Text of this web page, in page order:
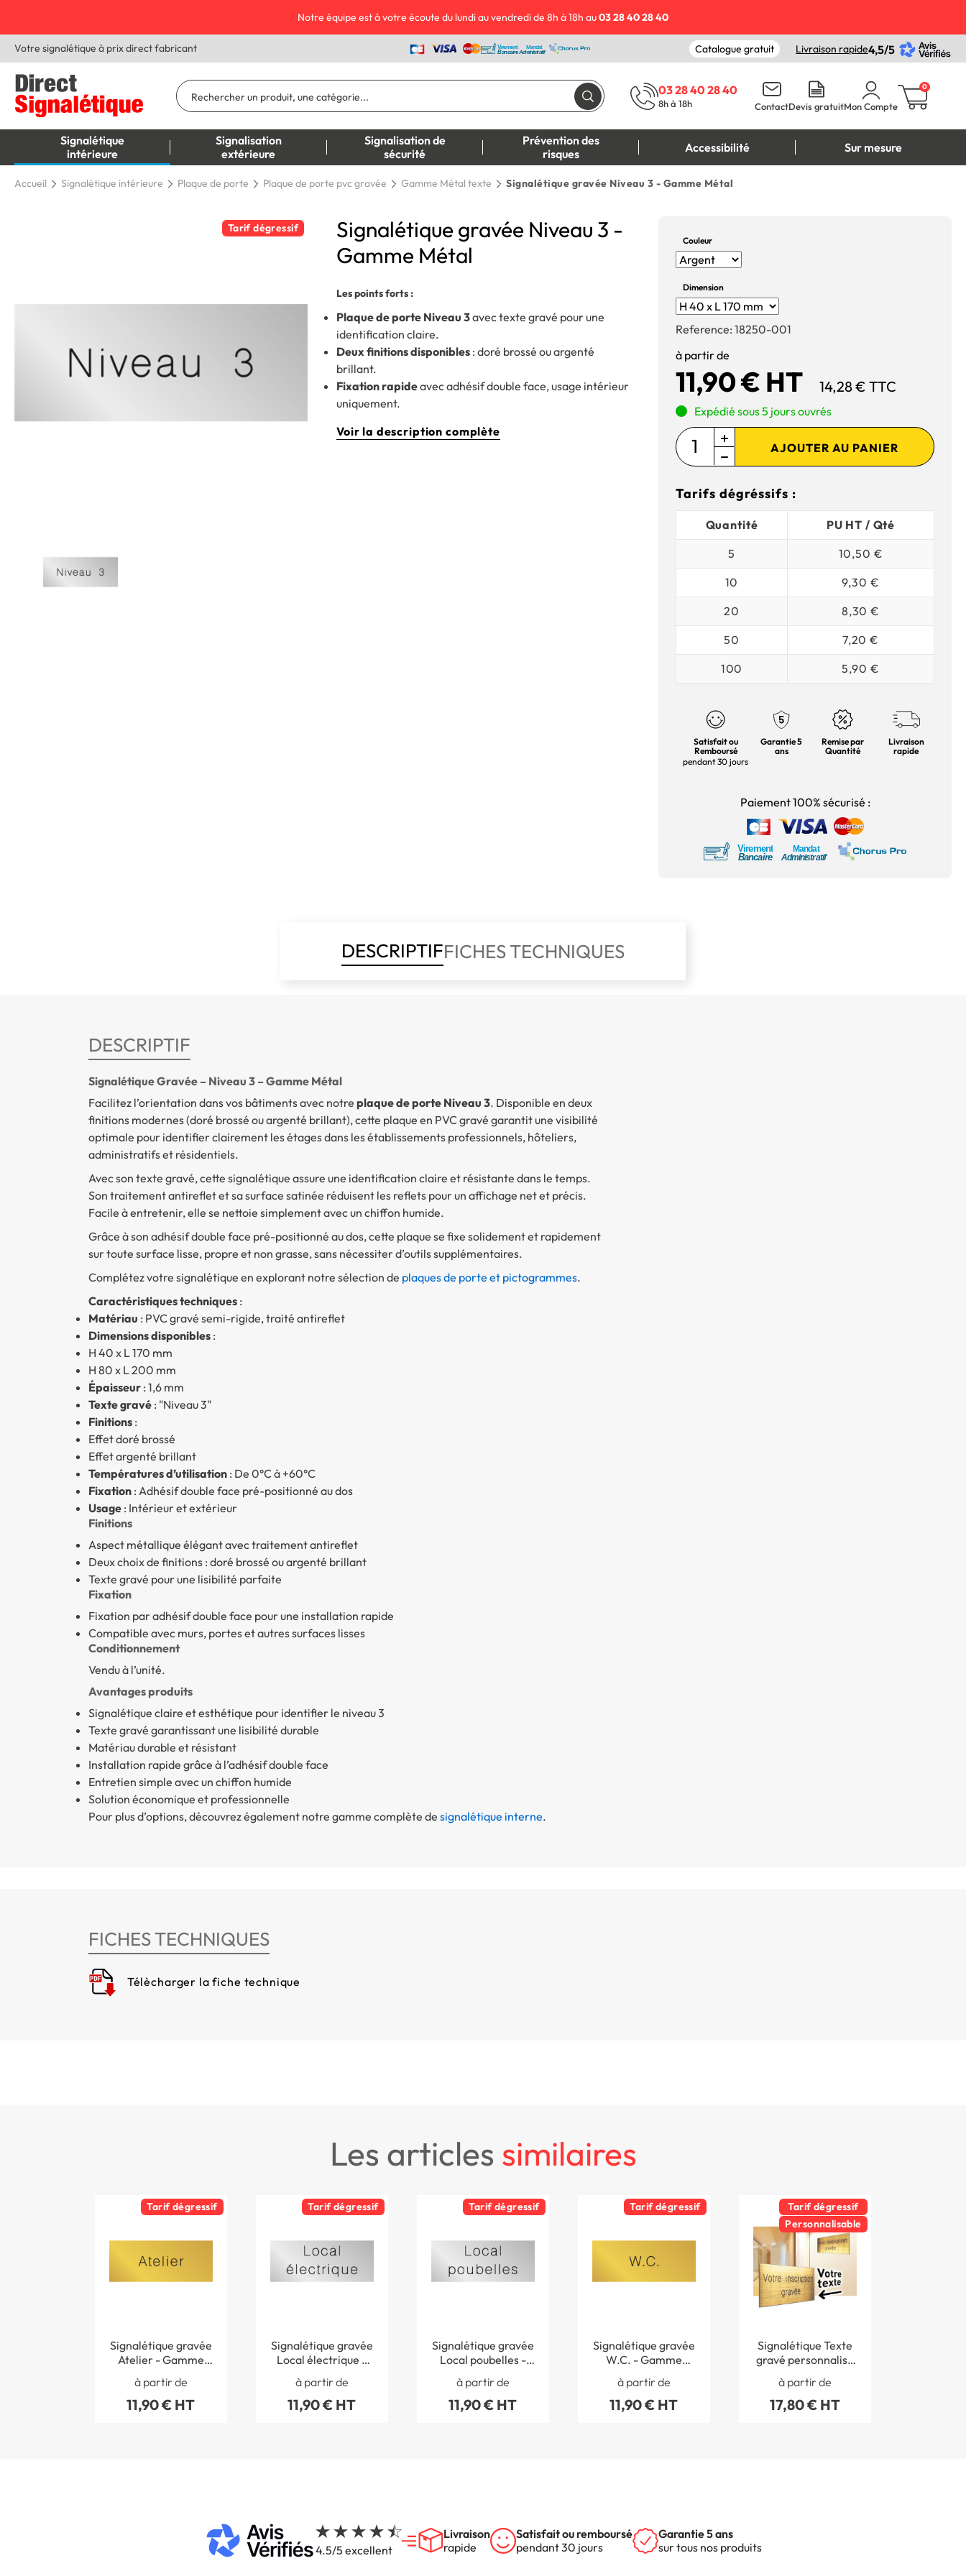
Notre équipe est à votre écoute du lundi au vendredi de 8h à 18h au03 28 40 28 40
Votre signalétique à prix direct fabricant Catalogue gratuit Livraison rapide4,5/5
03 28 40 28 40
8h à 18h ContactDevis gratuitMon Compte
0
Signalétique
intérieure
Signalisation
extérieure
Signalisation de
sécurité
Prévention des
risques
Accessibilité Sur mesure
Accueil Signalétique intérieure Plaque de porte Plaque de porte pvc gravée Gamme Métal texte Signalétique gravée Niveau 3 - Gamme Métal
Tarif dégressif
Signalétique gravée Niveau 3 -
Gamme Métal
Les points forts :
Plaque de porte Niveau 3avec texte gravé pour une
identification claire.
Deux finitions disponibles : doré brossé ou argenté
brillant.
Fixation rapideavec adhésif double face, usage intérieur
uniquement.
Voir la description complète
Couleur
Dimension
Reference: 18250-001
à partir de
11,90 € HT 14,28 € TTC
Expédié sous 5 jours ouvrés
AJOUTER AU PANIER
Tarifs dégréssifs :
Quantité
PU HT / Qté
5
10,50 €
10
9,30 €
20
8,30 €
50
7,20 €
100
5,90 €
Satisfait ou
Remboursé
pendant 30 jours
Garantie 5
ans
Remise par
Quantité
Livraison
rapide
Paiement 100% sécurisé :
DESCRIPTIFFICHES TECHNIQUES
DESCRIPTIF
Signalétique Gravée – Niveau 3 – Gamme Métal
Facilitez l’orientation dans vos bâtiments avec notre plaque de porte Niveau 3. Disponible en deux
finitions modernes (doré brossé ou argenté brillant), cette plaque en PVC gravé garantit une visibilité
optimale pour identifier clairement les étages dans les établissements professionnels, hôteliers,
administratifs et résidentiels.
Avec son texte gravé, cette signalétique assure une identification claire et résistante dans le temps.
Son traitement antireflet et sa surface satinée réduisent les reflets pour un affichage net et précis.
Facile à entretenir, elle se nettoie simplement avec un chiffon humide.
Grâce à son adhésif double face pré-positionné au dos, cette plaque se fixe solidement et rapidement
sur toute surface lisse, propre et non grasse, sans nécessiter d’outils supplémentaires.
Complétez votre signalétique en explorant notre sélection de plaques de porte et pictogrammes.
Caractéristiques techniques:
Matériau : PVC gravé semi-rigide, traité antireflet
Dimensions disponibles:
H 40 x L 170 mm
H 80 x L 200 mm
Épaisseur: 1,6 mm
Texte gravé: "Niveau 3"
Finitions:
Effet doré brossé
Effet argenté brillant
Températures d’utilisation: De 0°C à +60°C
Fixation: Adhésif double face pré-positionné au dos
Usage: Intérieur et extérieur
Finitions
Aspect métallique élégant avec traitement antireflet
Deux choix de finitions : doré brossé ou argenté brillant
Texte gravé pour une lisibilité parfaite
Fixation
Fixation par adhésif double face pour une installation rapide
Compatible avec murs, portes et autres surfaces lisses
Conditionnement
Vendu à l’unité.
Avantages produits
Signalétique claire et esthétique pour identifier le niveau 3
Texte gravé garantissant une lisibilité durable
Matériau durable et résistant
Installation rapide grâce à l’adhésif double face
Entretien simple avec un chiffon humide
Solution économique et professionnelle
Pour plus d’options, découvrez également notre gamme complète de signalétique interne.
FICHES TECHNIQUES
Télècharger la fiche technique
les articles similaires
Tarif dégressif
Signalétique gravée
Atelier - Gamme
à partir de
11,90 € HT
Tarif dégressif
Signalétique gravée
Local électrique -
Gamme Métal
à partir de
11,90 € HT
Tarif dégressif
Signalétique gravée
Local poubelles -
Gamme Métal
à partir de
11,90 € HT
Tarif dégressif
Signalétique gravée
W.C. - Gamme
à partir de
11,90 € HT
Tarif dégressif
Personnalisable
Signalétique Texte
gravé personnalisé
- Gamme Métal
à partir de
17,80 € HT
4.5/5 excellent
Livraison
rapide
Satisfait ou remboursé
pendant 30 jours
Garantie 5 ans
sur tous nos produits